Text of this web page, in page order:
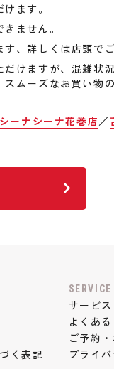
ます。
ません。
、詳しくは店頭で
けますが、混雑状
ムーズなお買い物
シーナシーナ花巻店 ／
く表記
SERVICE
サービス
よくあ
ご予約
プライ